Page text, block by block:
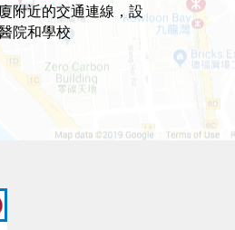
附近的交通連線，設
院和學校